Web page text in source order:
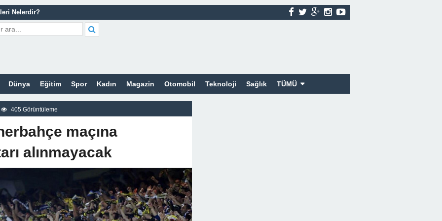
Nelerdir?
Nelerdir?
Nelerdir?
Nelerdir?
Dünya Eğitim Spor Kadın Magazin Otomobil Teknoloji Sağlık TÜMÜ
405 Görüntüleme
maçına
alınmayacak